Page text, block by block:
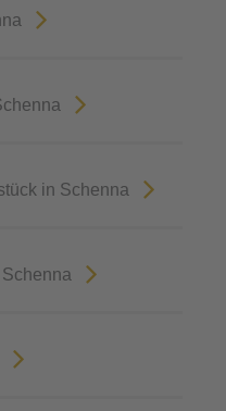
in Schenna